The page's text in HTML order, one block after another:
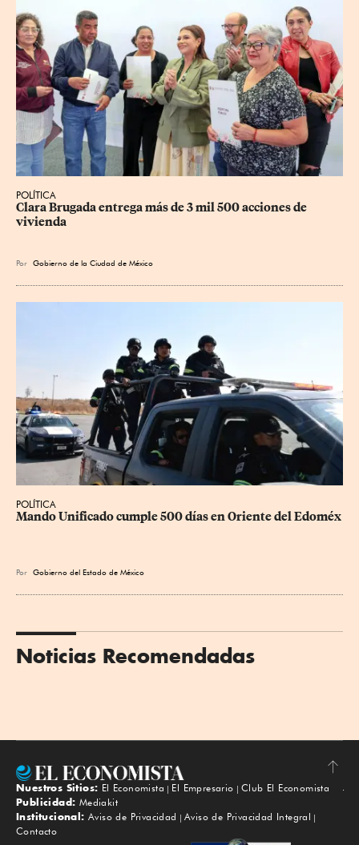
POLÍTICA
Clara Brugada entrega más de 3 mil 500 acciones de
vivienda
Por Gobierno de la Ciudad de México
POLÍTICA
Mando Unificado cumple 500 días en Oriente del Edoméx
Por Gobierno del Estado de México
Noticias Recomendadas
Subir
Nuestros Sitios: El Economista El Empresario
Club El Economista
Publicidad: Mediakit
Institucional: Aviso de Privacidad
Aviso de Privacidad Integral
Contacto